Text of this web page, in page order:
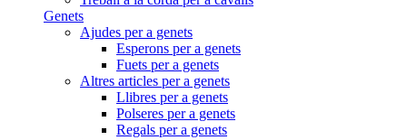
Genets
Ajudes per a genets
Esperons per a genets
Fuets per a genets
Altres articles per a genets
Llibres per a genets
Polseres per a genets
Regals per a genets